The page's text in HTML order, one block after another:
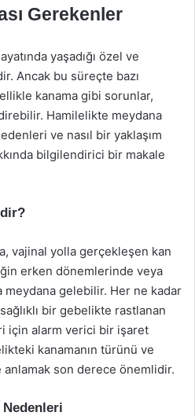
Gerekenler
yaşadığı özel ve
Ancak bu süreçte bazı
kanama gibi sorunlar,
Hamilelikte meydana
ve nasıl bir yaklaşım
bilgilendirici bir makale
vajinal yolla gerçekleşen kan
erken dönemlerinde veya
meydana gelebilir. Her ne kadar
bir gebelikte rastlanan
için alarm verici bir işaret
kanamanın türünü ve
son derece önemlidir.
Nedenleri